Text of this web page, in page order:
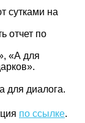
сутками на
отчет по
«А для
для диалога.
по ссылке.